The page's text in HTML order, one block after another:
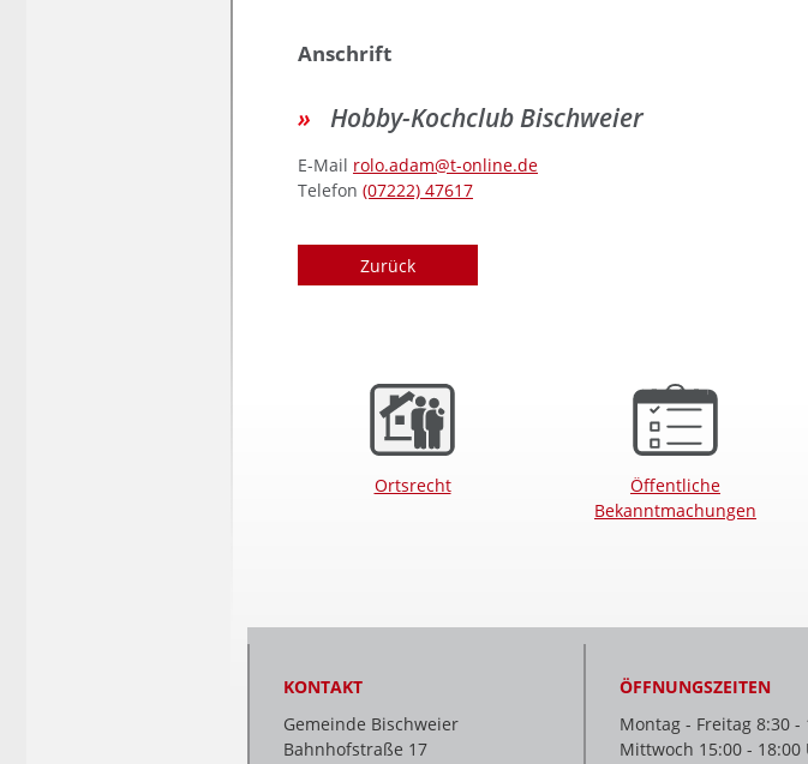
Anschrift
Hobby-Kochclub Bischweier
E-Mail rolo.adam@t-online.de
Telefon (07222) 47617
Zurück
Ortsrecht
Öffentliche
Bekanntmachungen
KONTAKT
Gemeinde Bischweier
Bahnhofstraße 17
ÖFFNUNGSZEITEN
Montag - Freitag 8:30 -
Mittwoch 15:00 - 18:00